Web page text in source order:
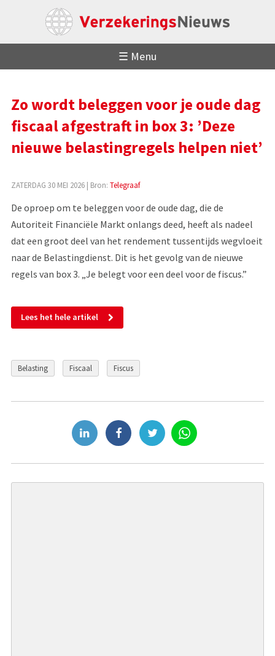
☰ Menu
Zo wordt beleggen voor je oude dag
fiscaal afgestraft in box 3: ’Deze
nieuwe belastingregels helpen niet’
ZATERDAG 30 MEI 2026| Bron: Telegraaf
De oproep om te beleggen voor de oude dag, die de
Autoriteit Financiële Markt onlangs deed, heeft als nadeel
dat een groot deel van het rendement tussentijds wegvloeit
naar de Belastingdienst. Dit is het gevolg van de nieuwe
regels van box 3. „Je belegt voor een deel voor de fiscus.”
Lees het hele artikel
Belasting Fiscaal Fiscus